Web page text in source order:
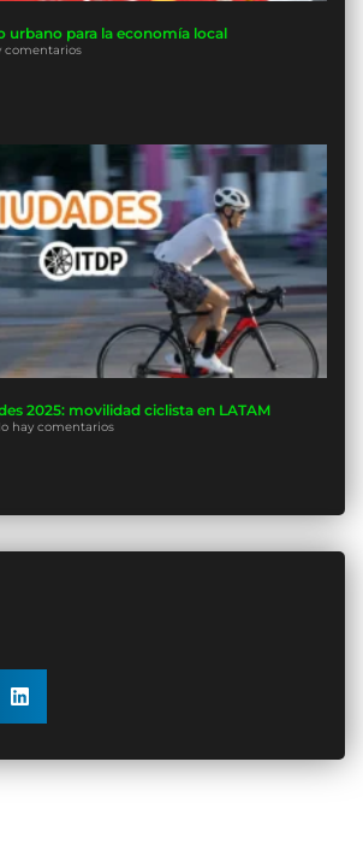
urbano para la economía local
comentarios
2025: movilidad ciclista en LATAM
hay comentarios